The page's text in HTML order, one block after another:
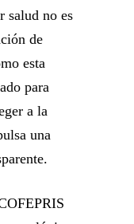
salud no es
de
esta
para
a la
una